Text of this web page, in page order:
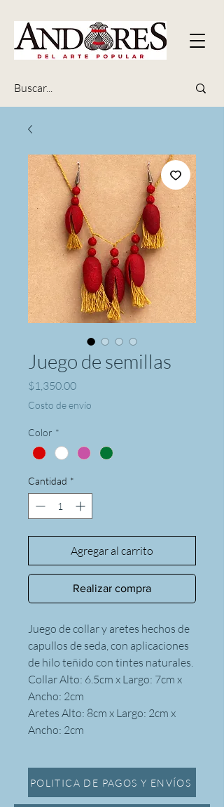
Juego de semillas
$1,350.00Precio
Costo de envío
Color *
Cantidad *
Agregar al carrito
Realizar compra
Juego de collar y aretes hechos de
capullos de seda, con aplicaciones
de hilo teñido con tintes naturales.
Collar Alto: 6.5cm x Largo: 7cm x
Ancho: 2cm
Aretes Alto: 8cm x Largo: 2cm x
Ancho: 2cm
POLITICA DE PAGOS Y ENVÍOS